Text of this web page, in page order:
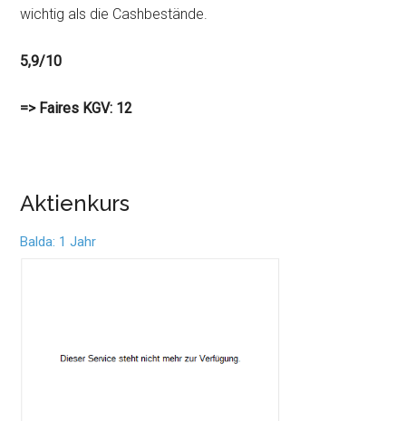
wichtig als die Cashbestände.
5,9/10
=> Faires KGV: 12
Aktienkurs
Balda: 1 Jahr